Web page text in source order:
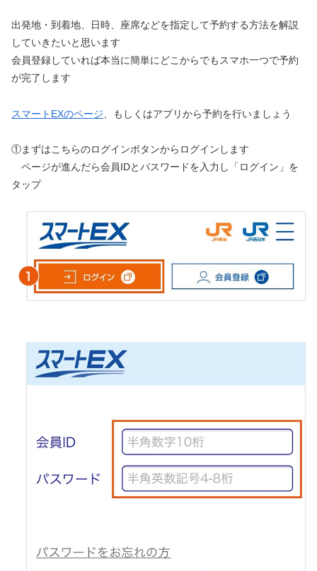
出発地・到着地、日時、座席などを指定して予約する方法を解説
していきたいと思います
会員登録していれば本当に簡単にどこからでもスマホ一つで予約
が完了します
スマートEXのページ 、もしくはアプリから予約を行いましょう
①まずはこちらのログインボタンからログインします
ページが進んだら会員IDとパスワードを入力し「ログイン」を
タップ